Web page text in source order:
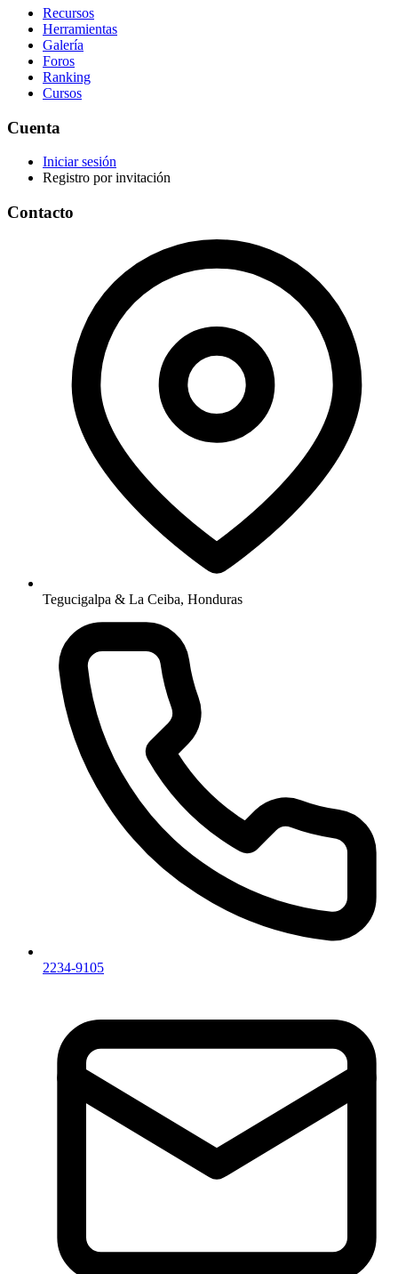
Recursos
Herramientas
Galería
Foros
Ranking
Cursos
Cuenta
Iniciar sesión
Registro por invitación
Contacto
Tegucigalpa & La Ceiba, Honduras
2234-9105